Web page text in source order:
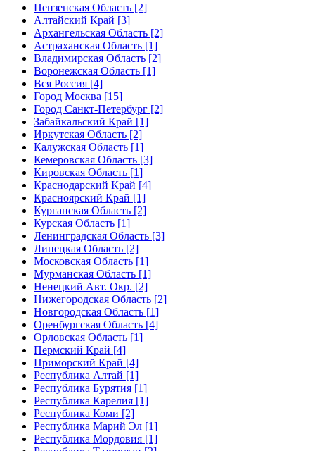
Пензенская Область [2]
Алтайский Край [3]
Архангельская Область [2]
Астраханская Область [1]
Владимирская Область [2]
Воронежская Область [1]
Вся Россия [4]
Город Москва [15]
Город Санкт-Петербург [2]
Забайкальский Край [1]
Иркутская Область [2]
Калужская Область [1]
Кемеровская Область [3]
Кировская Область [1]
Краснодарский Край [4]
Красноярский Край [1]
Курганская Область [2]
Курская Область [1]
Ленинградская Область [3]
Липецкая Область [2]
Московская Область [1]
Мурманская Область [1]
Ненецкий Авт. Окр. [2]
Нижегородская Область [2]
Новгородская Область [1]
Оренбургская Область [4]
Орловская Область [1]
Пермский Край [4]
Приморский Край [4]
Республика Алтай [1]
Республика Бурятия [1]
Республика Карелия [1]
Республика Коми [2]
Республика Марий Эл [1]
Республика Мордовия [1]